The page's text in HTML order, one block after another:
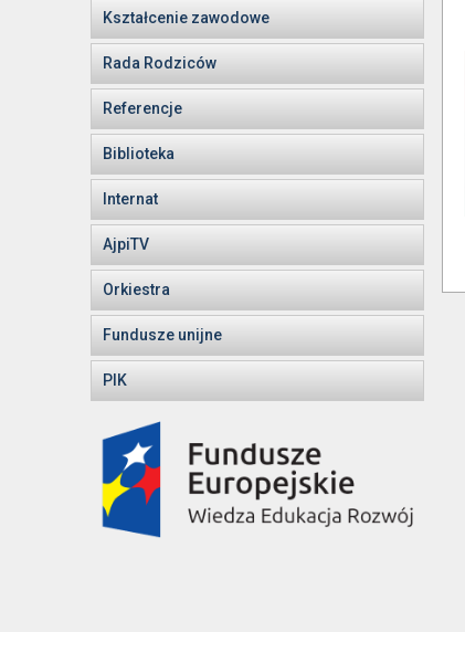
Kształcenie zawodowe
Rada Rodziców
Referencje
Biblioteka
Internat
AjpiTV
Orkiestra
Fundusze unijne
PIK